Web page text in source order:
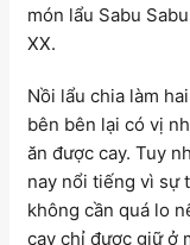
món lẩu Sabu
XX.
Nồi lẩu chia làm
bên bên lại có vị
ăn được cay. Tuy
nay nổi tiếng vì sự
không cần quá lo
cay chỉ được giữ ở